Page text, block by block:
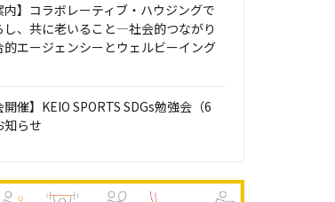
内】コラボレーティブ・ハウジングで
し、共に老いること―社会的つながり
的エージェンシーとウェルビーイング
開催】KEIO SPORTS SDGs勉強会（6
知らせ